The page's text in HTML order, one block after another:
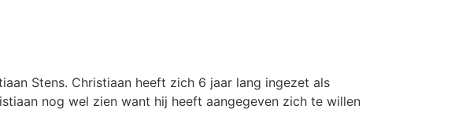
Stens. Christiaan heeft zich 6 jaar lang ingezet als
nog wel zien want hij heeft aangegeven zich te willen